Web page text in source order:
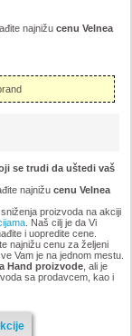
najnižucenu Velnea
se trudi da uštedi vaš
najnižu cenu Velnea
proizvoda na akciji
. Naš cilj je da Vi
i uopredite cene.
najnižu cenu za željeni
Vam je na jednom mestu.
Hand proizvode, ali je
sa prodavcem, kao i